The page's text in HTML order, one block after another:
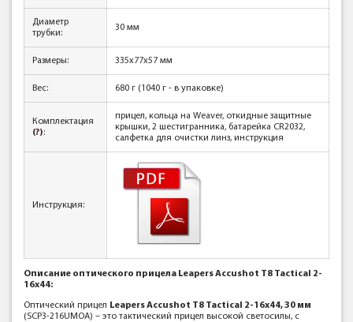
Диаметр
трубки:
30 мм
Размеры: 335х77х57 мм
Вес: 680 г (1040 г - в упаковке)
Комплектация
(?):
прицел, кольца на Weaver, откидные защитные
крышки, 2 шестигранника, батарейка СR2032,
сaлфeтĸa для oчиcтĸи линз, инструкция
Инструкция:
Описание оптического прицела Leapers Accushot T8 Tactical 2-
16x44:
Оптический прицел Leapers Accushot T8 Tactical 2-16x44, 30 мм
(SCP3-216UMOA) – это тактический прицел высокой светосилы, с